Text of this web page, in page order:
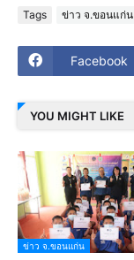
Tags ข่าว จ.ขอนแก่น
Facebook
YOU MIGHT LIKE
ข่าว จ.ขอนแก่น